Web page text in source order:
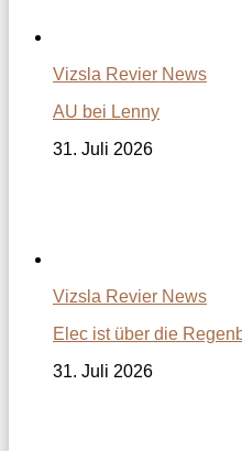
Vizsla Revier News
AU bei Lenny
31. Juli 2026
Vizsla Revier News
Elec ist über die
31. Juli 2026